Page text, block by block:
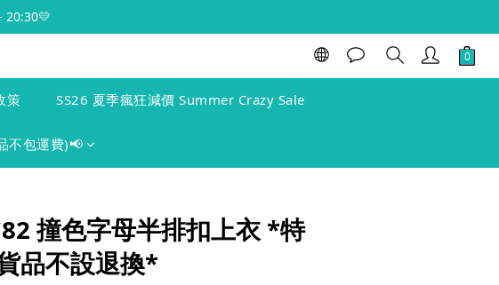
20:30💛
策 SS26 夏季瘋狂減價 Summer Crazy Sale
不包運費)📢
撞色字母半排扣上衣 *特
品不設退換*
立即購買